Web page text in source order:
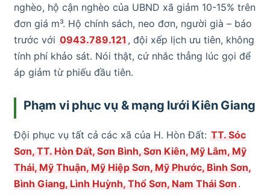
nghèo, hộ cận nghèo của UBND xã giảm 10-15% trên
đơn giá m³. Hộ chính sách, neo đơn, người già – báo
trước với 0943.789.121 , đội xếp lịch ưu tiên, không
tính phí khảo sát. Nói thật, cứ nhắc thẳng lúc gọi để
áp giảm từ phiếu đầu tiên.
Phạm vi phục vụ & mạng lưới Kiên Giang
Đội phục vụ tất cả các xã của H. Hòn Đất: TT. Sóc
Sơn, TT. Hòn Đất, Sơn Bình, Sơn Kiên, Mỹ Lâm, Mỹ
Thái, Mỹ Thuận, Mỹ Hiệp Sơn, Mỹ Phước, Bình Sơn,
Bình Giang, Lình Huỳnh, Thổ Sơn, Nam Thái Sơn .